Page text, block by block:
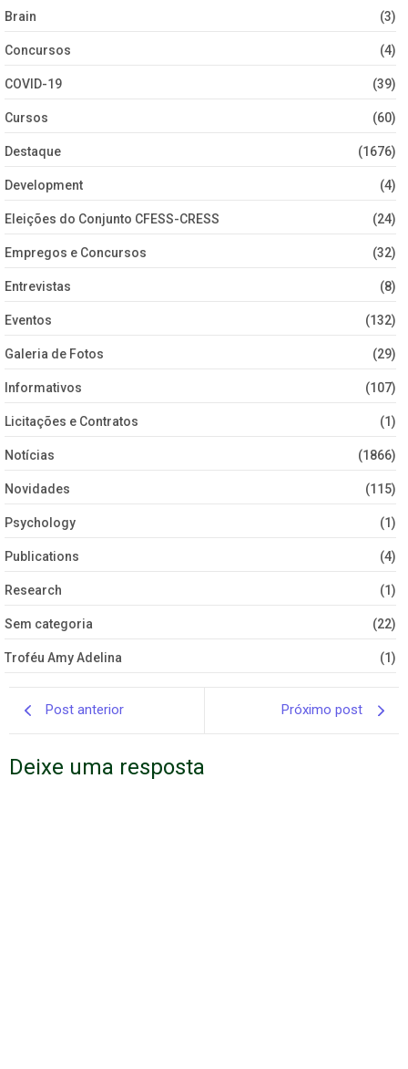
Brain (3)
Concursos (4)
COVID-19 (39)
Cursos (60)
Destaque (1676)
Development (4)
Eleições do Conjunto CFESS-CRESS (24)
Empregos e Concursos (32)
Entrevistas (8)
Eventos (132)
Galeria de Fotos (29)
Informativos (107)
Licitações e Contratos (1)
Notícias (1866)
Novidades (115)
Psychology (1)
Publications (4)
Research (1)
Sem categoria (22)
Troféu Amy Adelina (1)
Post anterior Próximo post
Deixe uma resposta